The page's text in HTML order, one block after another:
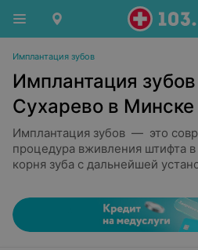
Имплантация зубов
Имплантация
Сухарево в Минске
Имплантация зубов — это
процедура вживления штифта
корня зуба с дальнейшей
утраченных зубов, так и
практически полной их